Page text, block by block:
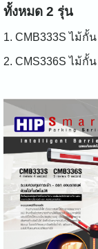
ทั้งหมด 2 รุ่น
1. CMB333S ไม้กั้น
2. CMS336S ไม้กั้น